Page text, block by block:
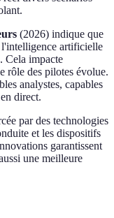
(2026) indique que
l'intelligence artificielle
Cela impacte
rôle des pilotes évolue.
analystes, capables
direct.
par des technologies
et les dispositifs
garantissent
une meilleure